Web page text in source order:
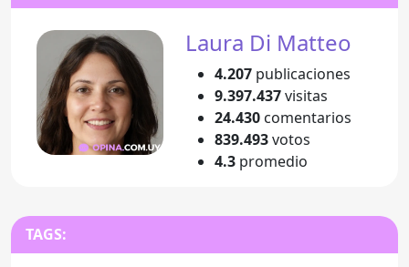
Laura Di Matteo
4.207 publicaciones
9.397.437visitas
24.430 comentarios
839.493votos
4.3 promedio
TAGS: